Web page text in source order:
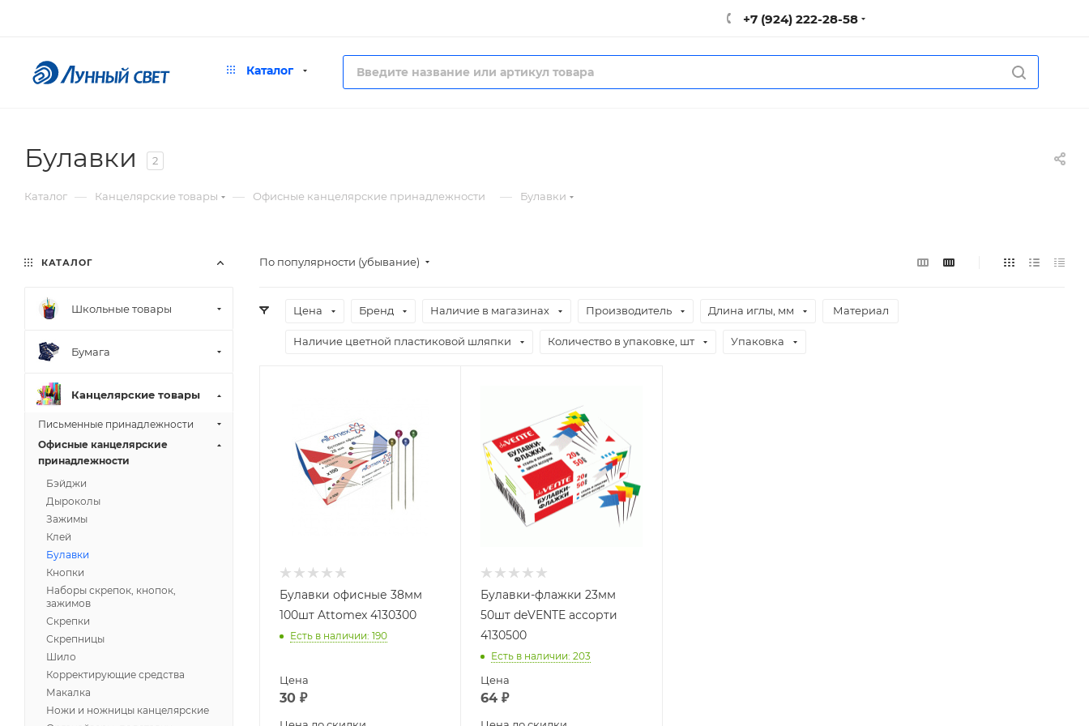
+7 (924) 222-28-58
Каталог
Булавки 2
Каталог — Канцелярские товары — Офисные канцелярские принадлежности — Булавки
По популярности (убывание)
Цена Бренд Наличие в магазинах Производитель Длина иглы, мм Материал
Наличие цветной пластиковой шляпки Количество в упаковке, шт Упаковка
Булавки офисные 38мм
100шт Attomex 4130300
Есть в наличии: 190
Цена
30 ₽
Булавки-флажки 23мм
50шт deVENTE ассорти
4130500
Есть в наличии: 203
Цена
64 ₽
КАТАЛОГ
Школьные товары
Бумага
Канцелярские товары
Письменные принадлежности
Офисные канцелярские
принадлежности
Бэйджи
Дыроколы
Зажимы
Клей
Булавки
Кнопки
Наборы скрепок, кнопок,
зажимов
Скрепки
Скрепницы
Шило
Корректирующие средства
Макалка
Ножи и ножницы канцелярские